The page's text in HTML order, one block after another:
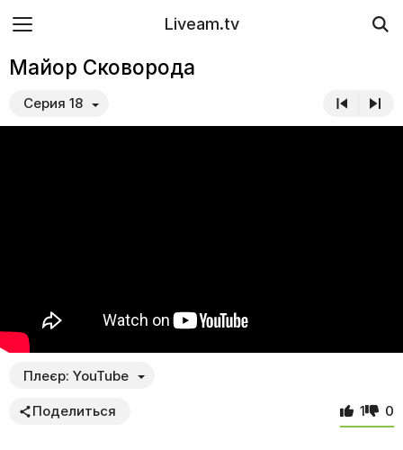
Liveam.tv
Майор Сковорода
Серия 18
Плеєр: YouTube
Поделиться 1 0